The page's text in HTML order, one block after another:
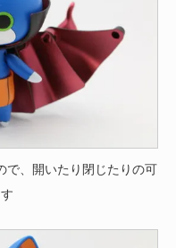
で、開いたり閉じたりの可